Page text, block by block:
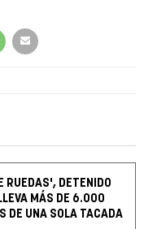
RUEDAS', DETENIDO
MÁS DE 6.000
DE UNA SOLA TACADA